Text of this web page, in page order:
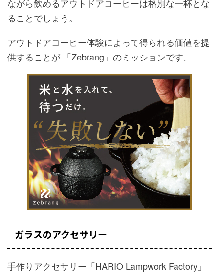
ながら飲めるアウトドアコーヒーは格別な一杯とな
ることでしょう。
アウトドアコーヒー体験によって得られる価値を提
供することが 「Zebrang」のミッションです。
ガラスのアクセサリー
手作りアクセサリー「HARIO Lampwork Factory」